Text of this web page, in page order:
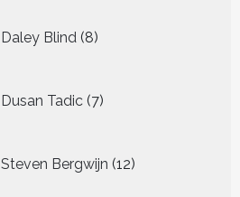
Daley Blind 8
producten
Dusan Tadic 7
producten
Steven Bergwijn 12
producten